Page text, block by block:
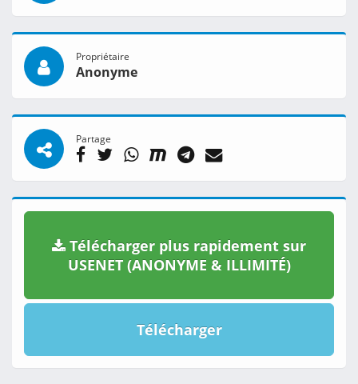
Propriétaire
Anonyme
Partage
Télécharger plus rapidement sur
USENET (ANONYME & ILLIMITÉ)
Télécharger